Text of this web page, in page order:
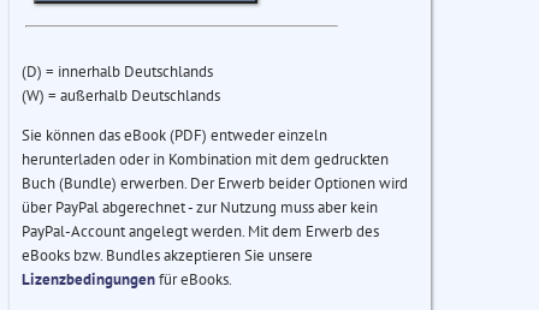
(D) = innerhalb Deutschlands
(W) = außerhalb Deutschlands
Sie können das eBook (PDF) entweder einzeln
herunterladen oder in Kombination mit dem gedruckten
Buch (Bundle) erwerben. Der Erwerb beider Optionen wird
über PayPal abgerechnet - zur Nutzung muss aber kein
PayPal-Account angelegt werden. Mit dem Erwerb des
eBooks bzw. Bundles akzeptieren Sie unsere
Lizenzbedingungenfür eBooks.